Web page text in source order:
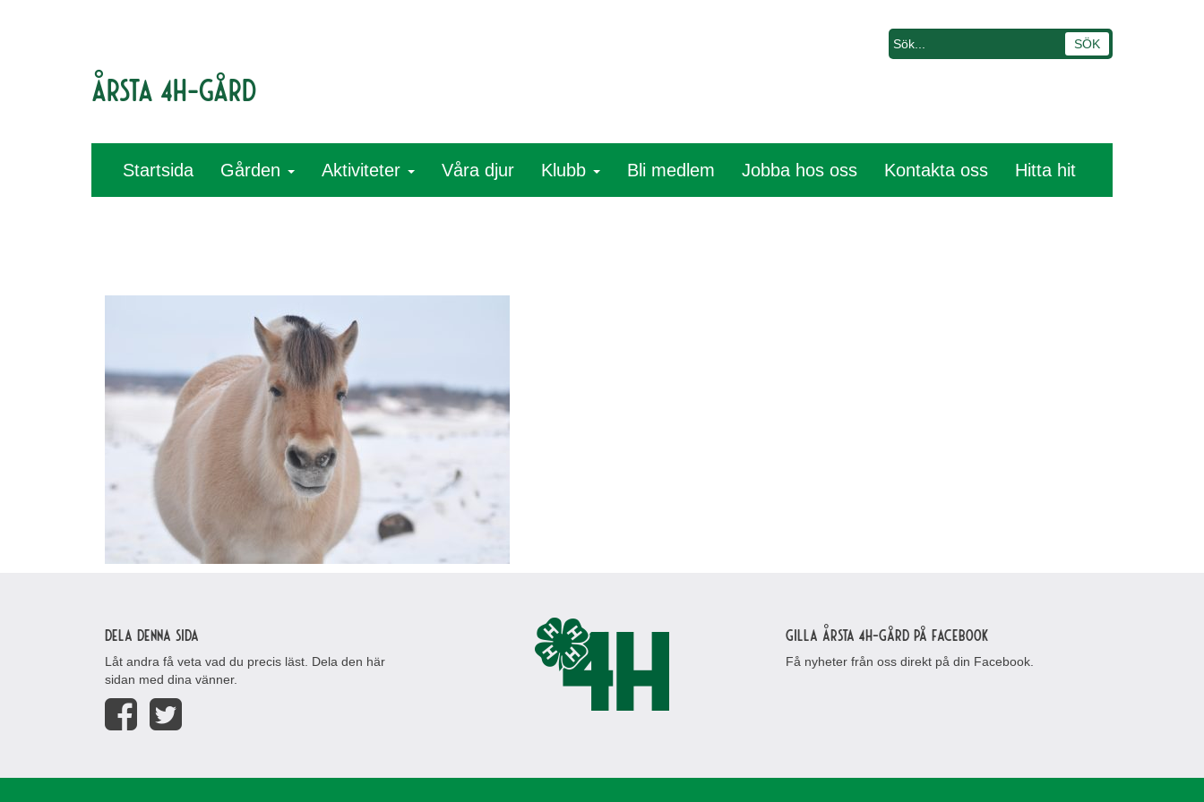
Årsta 4H-gård
Startsida Gården Aktiviteter Våra djur Klubb Bli medlem Jobba hos oss Kontakta oss Hitta hit
Dela denna sida
Låt andra få veta vad du precis läst. Dela den här
sidan med dina vänner.
Gilla Årsta 4H-gård på Facebook
Få nyheter från oss direkt på din Facebook.